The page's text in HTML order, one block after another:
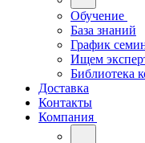
Обучение
База знаний
График
Ищем
Библиотека
Доставка
Контакты
Компания